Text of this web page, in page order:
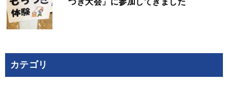
つき大会」に参加してきました
カテゴリ